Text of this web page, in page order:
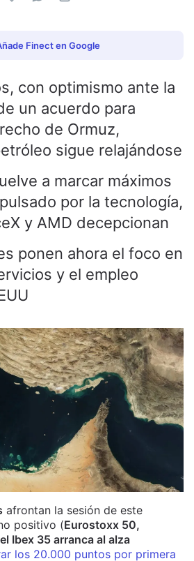
Finect en Google
con optimismo ante la
un acuerdo para
de Ormuz,
sigue relajándose
a marcar máximos
por la tecnología,
y AMD decepcionan
ponen ahora el foco en
y el empleo
afrontan la sesión de este
positivo (Eurostoxx 50,
el Ibex 35 arranca al alza
los 20.000 puntos por primera